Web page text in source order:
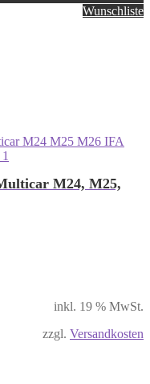
Wunschliste
M24, M25,
inkl. 19 % MwSt.
zzgl. Versandkosten